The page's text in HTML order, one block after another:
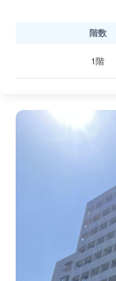
階数
1階